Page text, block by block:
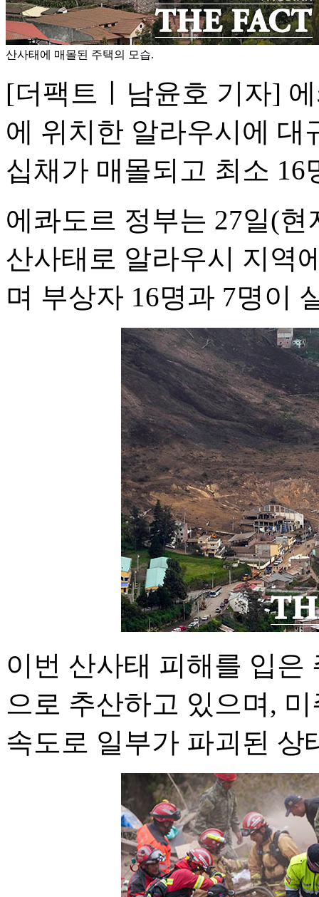
산사태에 매몰된 주택의 모습.
[더팩트ㅣ남윤호 기자]
에 위치한 알라우시에 대
십채가 매몰되고 최소 16
에콰도르 정부는 27일(
산사태로 알라우시 지역
며 부상자 16명과 7명이
이번 산사태 피해를 입은
으로 추산하고 있으며,
속도로 일부가 파괴된 상